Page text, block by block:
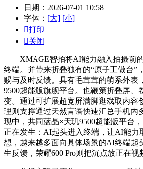
日期：2026-07-01 10:58
字体： [大] [小]
打印
关闭
XMAGE智拍将AI能力融入拍摄前的
终端。并带来折叠独有的“原子工做台”
赐与及时反馈。具有毛茸茸的萌系外表
9500超能版旗舰平台。也鞭策折叠屏、
变。通过可扩展超宽屏满脚逛戏取内容
理则支撑通过天然言语快速汇总手机内
现中，共同蓝晶×天玑9500超能版平台
正在发生：AI起头进入终端，让AI能力
想，越来越多面向具体场景的AI终端起
生反馈，荣耀600 Pro则把沉点放正在视